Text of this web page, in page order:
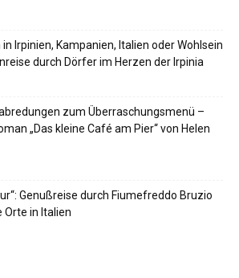
Irpinien, Kampanien, Italien oder Wohlsein
durch Dörfer im Herzen der Irpinia
zum Überraschungsmenü –
„Das kleine Café am Pier“ von Helen
Genußreise durch Fiumefreddo Bruzio
Orte in Italien